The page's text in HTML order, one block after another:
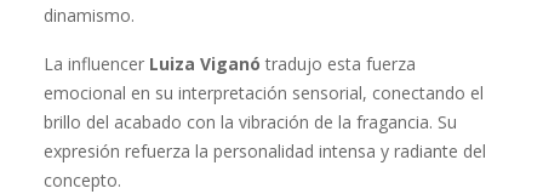
dinamismo.
La influencer Luiza Viganó tradujo esta fuerza
emocional en su interpretación sensorial, conectando el
brillo del acabado con la vibración de la fragancia. Su
expresión refuerza la personalidad intensa y radiante del
concepto.